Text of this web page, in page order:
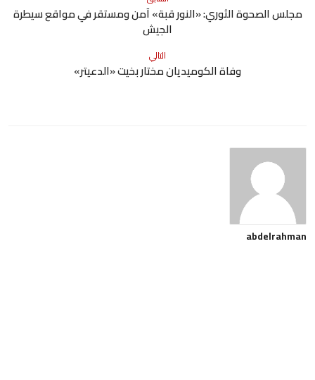
مجلس الصحوة الثوري: «النور قبة» آمن ومستقر في مواقع سيطرة
الجيش
التالي
وفاة الكوميديان مختار بخيت «الدعيتر»
abdelrahman